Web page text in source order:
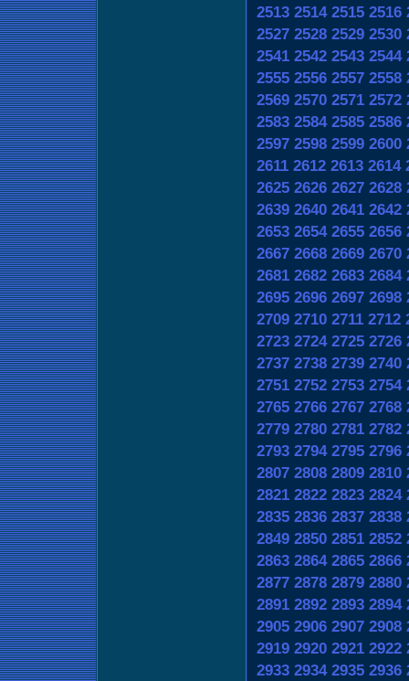
2513 2514 2515 2516
2527 2528 2529 2530
2541 2542 2543 2544
2555 2556 2557 2558
2569 2570 2571 2572
2583 2584 2585 2586
2597 2598 2599 2600
2611 2612 2613 2614
2625 2626 2627 2628
2639 2640 2641 2642
2653 2654 2655 2656
2667 2668 2669 2670
2681 2682 2683 2684
2695 2696 2697 2698
2709 2710 2711 2712
2723 2724 2725 2726
2737 2738 2739 2740
2751 2752 2753 2754
2765 2766 2767 2768
2779 2780 2781 2782
2793 2794 2795 2796
2807 2808 2809 2810
2821 2822 2823 2824
2835 2836 2837 2838
2849 2850 2851 2852
2863 2864 2865 2866
2877 2878 2879 2880
2891 2892 2893 2894
2905 2906 2907 2908
2919 2920 2921 2922
2933 2934 2935 2936